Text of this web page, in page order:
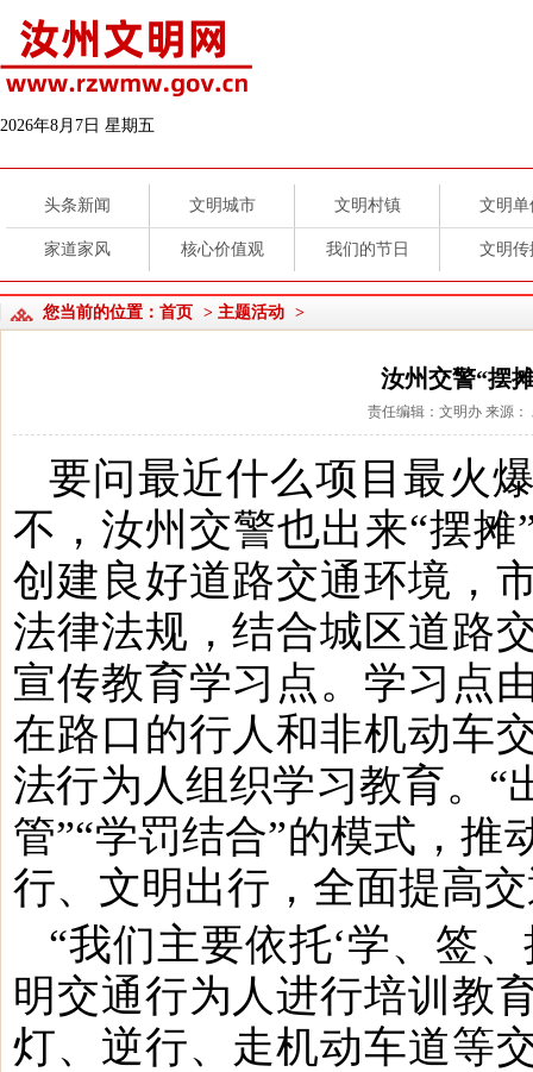
2026年8月7日 星期五
头条新闻 文明城市 文明村镇 文明单
家道家风 核心价值观 我们的节日 文明传
您当前的位置： 首页 > 主题活动 >
汝州交警“摆
责任编辑：文明办 来源：
要问最近什么项目最火
不，汝州交警也出来“摆
创建良好道路交通环境，
法律法规，结合城区道路
宣传教育学习点。学习点
在路口的行人和非机动车
法行为人组织学习教育。“
管”“学罚结合”的模式，
行、文明出行，全面提高
“我们主要依托‘学、签
明交通行为人进行培训教
灯、逆行、走机动车道等